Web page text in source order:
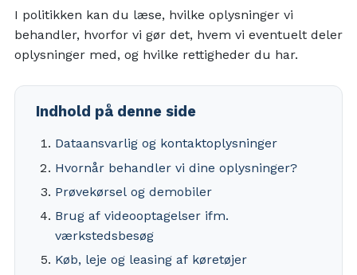
I politikken kan du læse, hvilke oplysninger vi
behandler, hvorfor vi gør det, hvem vi eventuelt deler
oplysninger med, og hvilke rettigheder du har.
Indhold på denne side
Dataansvarlig og kontaktoplysninger
Hvornår behandler vi dine oplysninger?
Prøvekørsel og demobiler
Brug af videooptagelser ifm.
værkstedsbesøg
Køb, leje og leasing af køretøjer